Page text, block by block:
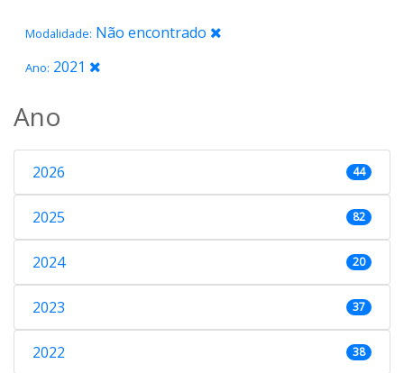
Modalidade: Não encontrado
Ano: 2021
Ano
2026 44
2025 82
2024 20
2023 37
2022 38